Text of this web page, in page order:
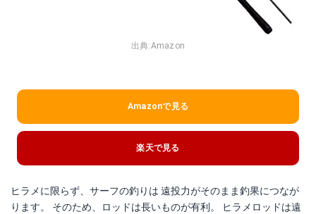
出典:Amazon
Amazonで見る
楽天で見る
ヒラメに限らず、サーフの釣りは 遠投力がそのまま釣果につなが
ります。 そのため、ロッドは長いものが有利。 ヒラメロッドは遠